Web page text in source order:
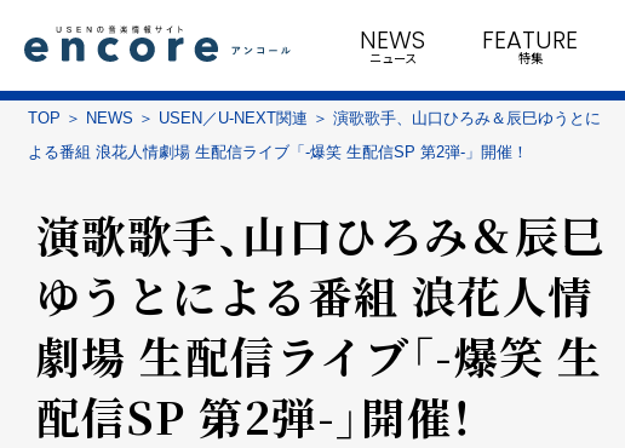
NEWS
ニュース
FEATURE
特集
TOP NEWS USEN／U-NEXT関連
演歌歌手、山口ひろみ＆辰巳ゆうとに
よる番組 浪花人情劇場 生配信ライブ「-爆笑 生配信SP 第2弾-」開催！
演歌歌手、山口ひろみ＆辰巳
ゆうとによる番組 浪花人情
劇場 生配信ライブ「-爆笑 生
配信SP 第2弾-」開催！